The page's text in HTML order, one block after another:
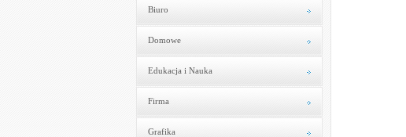
Biuro
Domowe
Edukacja i Nauka
Firma
Grafika